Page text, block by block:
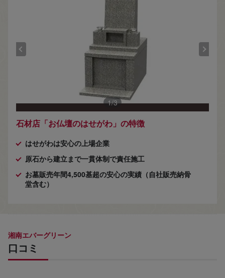
石材店「お仏壇のはせがわ」の特徴
はせがわは安心の上場企業
原石から建立まで一貫体制で責任施工
お墓販売年間4,500基超の安心の実績（自社販売納骨
堂含む）
1/3
湘南エバーグリーン
口コミ